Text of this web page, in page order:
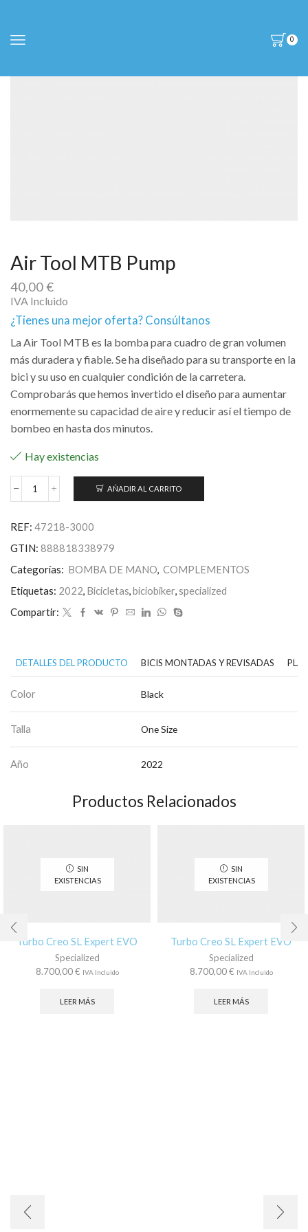
0
Air Tool MTB Pump
40,00€
IVA Incluido
¿Tienes una mejor oferta? Consúltanos
La Air Tool MTB es la bomba para cuadro de gran volumen
más duradera y fiable. Se ha diseñado para su transporte en la
bici y su uso en cualquier condición de la carretera.
Comprobarás que hemos invertido el diseño para aumentar
enormemente su capacidad de aire y reducir así el tiempo de
bombeo en hasta dos minutos.
Hay existencias
Air
Pump
cantidad
AÑADIR AL CARRITO
REF: 47218-3000
GTIN: 888818338979
Categorías: BOMBA DE MANO, COMPLEMENTOS
Etiquetas: 2022, Bicicletas,biciobiker,specialized
Compartir:
DETALLES DEL PRODUCTO BICIS MONTADAS Y REVISADAS
Color Black
Talla One Size
Año 2022
Productos Relacionados
SIN
EXISTENCIAS
Turbo Creo SL Expert EVO
Specialized
8.700,00€ IVA Incluido
LEER MÁS
SIN
EXISTENCIAS
Turbo Creo SL Expert EVO
Specialized
8.700,00€ IVA Incluido
LEER MÁS